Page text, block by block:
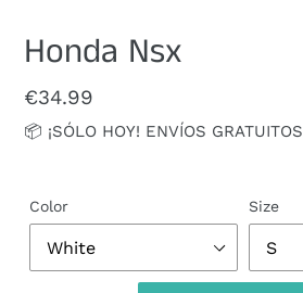
Honda Nsx
Precio
habitual
€34.99
📦 ¡SÓLO HOY! ENVÍOS GRATUITOS
Color Size